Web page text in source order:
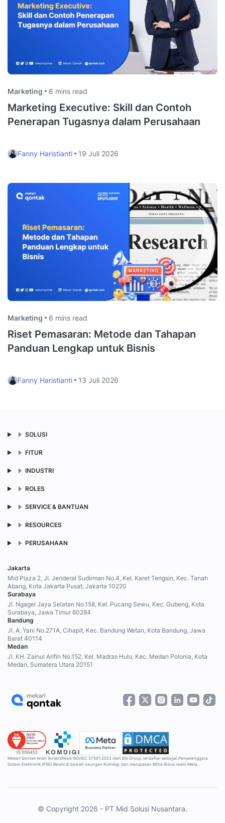
Marketing 6 mins read
Marketing Executive: Skill dan Contoh
Penerapan Tugasnya dalam Perusahaan
Fanny Haristianti 19 Juli 2026
Marketing 6 mins read
Riset Pemasaran: Metode dan Tahapan
Panduan Lengkap untuk Bisnis
Fanny Haristianti 13 Juli 2026
SOLUSI
FITUR
INDUSTRI
ROLES
SERVICE & BANTUAN
RESOURCES
PERUSAHAAN
Jakarta
Mid Plaza 2, Jl. Jenderal Sudirman No.4, Kel. Karet Tengsin, Kec. Tanah
Abang, Kota Jakarta Pusat, Jakarta 10220
Surabaya
Jl. Ngagel Jaya Selatan No.158, Kel. Pucang Sewu, Kec. Gubeng, Kota
Surabaya, Jawa Timur 60284
Bandung
Jl. A. Yani No.271A, Cihapit, Kec. Bandung Wetan, Kota Bandung, Jawa
Barat 40114
Medan
Jl. KH. Zainul Arifin No.152, Kel. Madras Hulu, Kec. Medan Polonia, Kota
Medan, Sumatera Utara 20151
Mekari Qontak telah tersertifikasi ISO/IEC 27001:2022 oleh BSI Group, terdaftar sebagai Penyelenggara
Sistem Elektronik (PSE) Resmi di bawah naungan Komdigi, dan merupakan Mitra Bisnis resmi Meta.
© Copyright 2026 - PT Mid Solusi Nusantara.